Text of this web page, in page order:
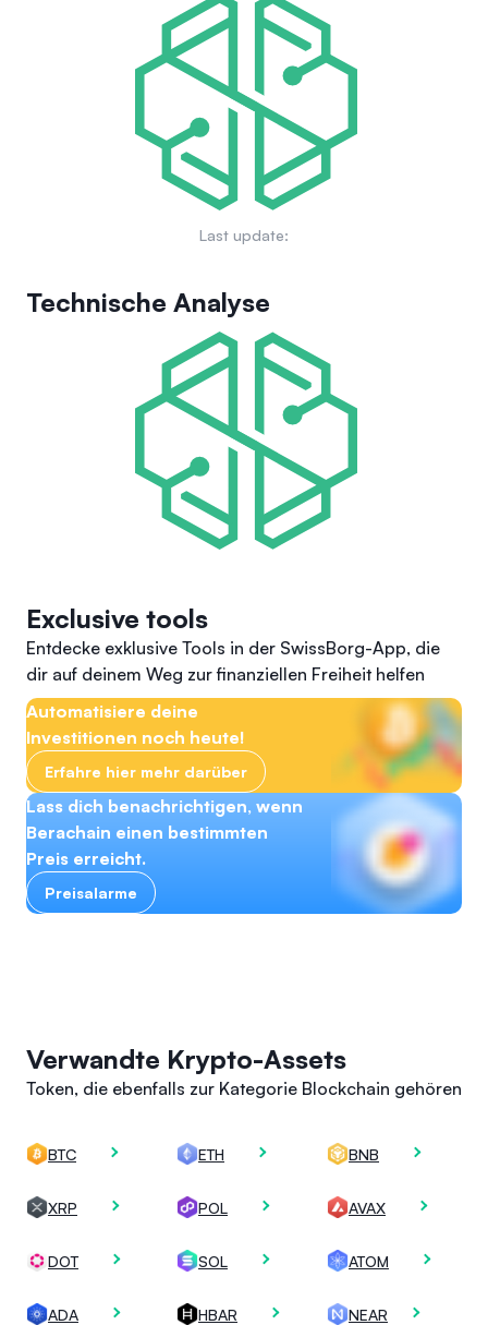
entwickelt sich hin zu einer größeren Kontrolle durch die
Community, während das Netzwerk reift, was einen gestuften
Ansatz zur Governance durch die BGT-Stiftung
langfristigen Zielen gehört der Aufbau einer Community-
gesteuerten Plattform, die die Liquidität optimiert, die
Interoperabilität mit Ethereum verbessert und eine breite
Palette von dezentralen Anwendungen unterstützt. Damit
zielt Berachain darauf ab, die Blockchain-Landschaft zu
revolutionieren und eine skalierbare und effiziente Umgebung
für Nutzer und Entwickler zu gewährleisten.
Last update:
Technische Analyse
Exclusive tools
Entdecke exklusive Tools in der SwissBorg-App, die
dir auf deinem Weg zur finanziellen Freiheit helfen
Automatisiere deine
Investitionen noch heute!
Erfahre hier mehr darüber
Lass dich benachrichtigen, wenn
Berachain einen bestimmten
Preis erreicht.
Preisalarme
Verwandte Krypto-Assets
Token, die ebenfalls zur Kategorie Blockchain gehören
BTC ETH BNB
XRP POL AVAX
DOT SOL ATOM
ADA HBAR NEAR